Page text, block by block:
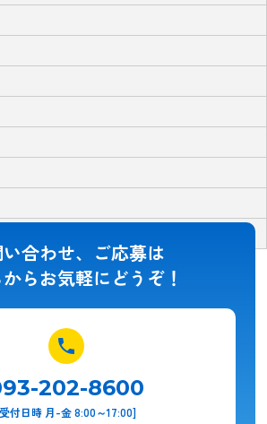
合わせ、ご応募は
らお気軽にどうぞ！
202-8600
付日時 月-金 8:00～17:00]